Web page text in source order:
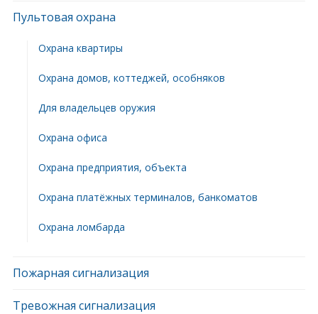
Пультовая охрана
Охрана квартиры
Охрана домов, коттеджей, особняков
Для владельцев оружия
Охрана офиса
Охрана предприятия, объекта
Охрана платёжных терминалов, банкоматов
Охрана ломбарда
Пожарная сигнализация
Тревожная сигнализация